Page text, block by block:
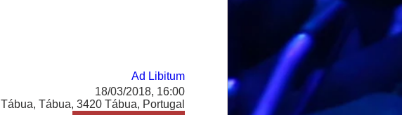
Ad Libitum
18/03/2018, 16:00
Tábua, Tábua, 3420 Tábua, Portugal